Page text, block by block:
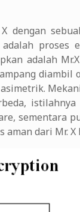
dengan
proses
adalah
diambil
sementara
dari Mr. X